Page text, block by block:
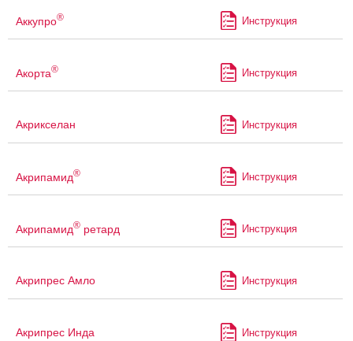
Аккупро® Инструкция
Акорта® Инструкция
Акрикселан Инструкция
Акрипамид® Инструкция
Акрипамид® ретард Инструкция
Акрипрес Амло Инструкция
Акрипрес Инда Инструкция